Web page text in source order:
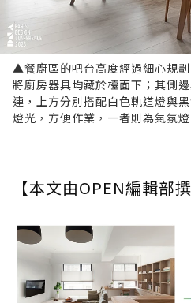
▲餐廚區的吧台高度經過細心規
將廚房器具均藏於檯面下；其側
連，上方分別搭配白色軌道燈與
燈光，方便作業，一者則為氣氛
【本文由OPEN編輯部撰